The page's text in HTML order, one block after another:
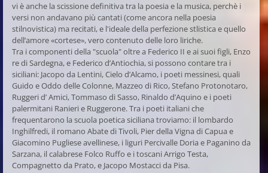
vi è anche la scissione definitiva tra la poesia e la musica, perchè i
versi non andavano più cantati (come ancora nella poesia
stilnovistica) ma recitati, e l'ideale della perfezione stlistica e quello
dell’amore «cortese», vero contenuto delle loro liriche.
Tra i componenti della "scuola" oltre a Federico II e ai suoi figli, Enzo
re di Sardegna, e Federico d’Antiochia, si possono contare tra i
siciliani: Jacopo da Lentini, Cielo d’Alcamo, i poeti messinesi, quali
Guido e Oddo delle Colonne, Mazzeo di Rico, Stefano Protonotaro,
Ruggeri d’ Amici, Tommaso di Sasso, Rinaldo d’Aquino e i poeti
palermitani Ranieri e Ruggerone. Tra i poeti italiani che
frequentarono la scuola poetica siciliana troviamo: il lombardo
Inghilfredi, il romano Abate di Tivoli, Pier della Vigna di Capua e
Giacomino Pugliese avellinese, i liguri Percivalle Doria e Paganino da
Sarzana, il calabrese Folco Ruffo e i toscani Arrigo Testa,
Compagnetto da Prato, e Jacopo Mostacci da Pisa.